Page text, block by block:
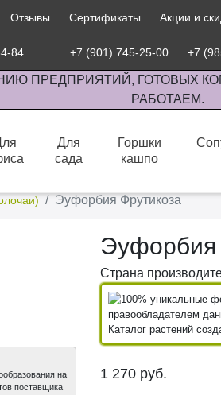
Отзывы Сертификаты Акции и
84 +7 (901) 745-25-00 +7
ПРЕДПРИЯТИЙ, ГОТОВЫХ
РАБОТАЕМ.
Для
сада
Горшки
кашпо
Эуфорбия Фрутикоза
на
поставщика
Эуфорбия
Страна
правообладателем
Каталог растений
1 270 руб.